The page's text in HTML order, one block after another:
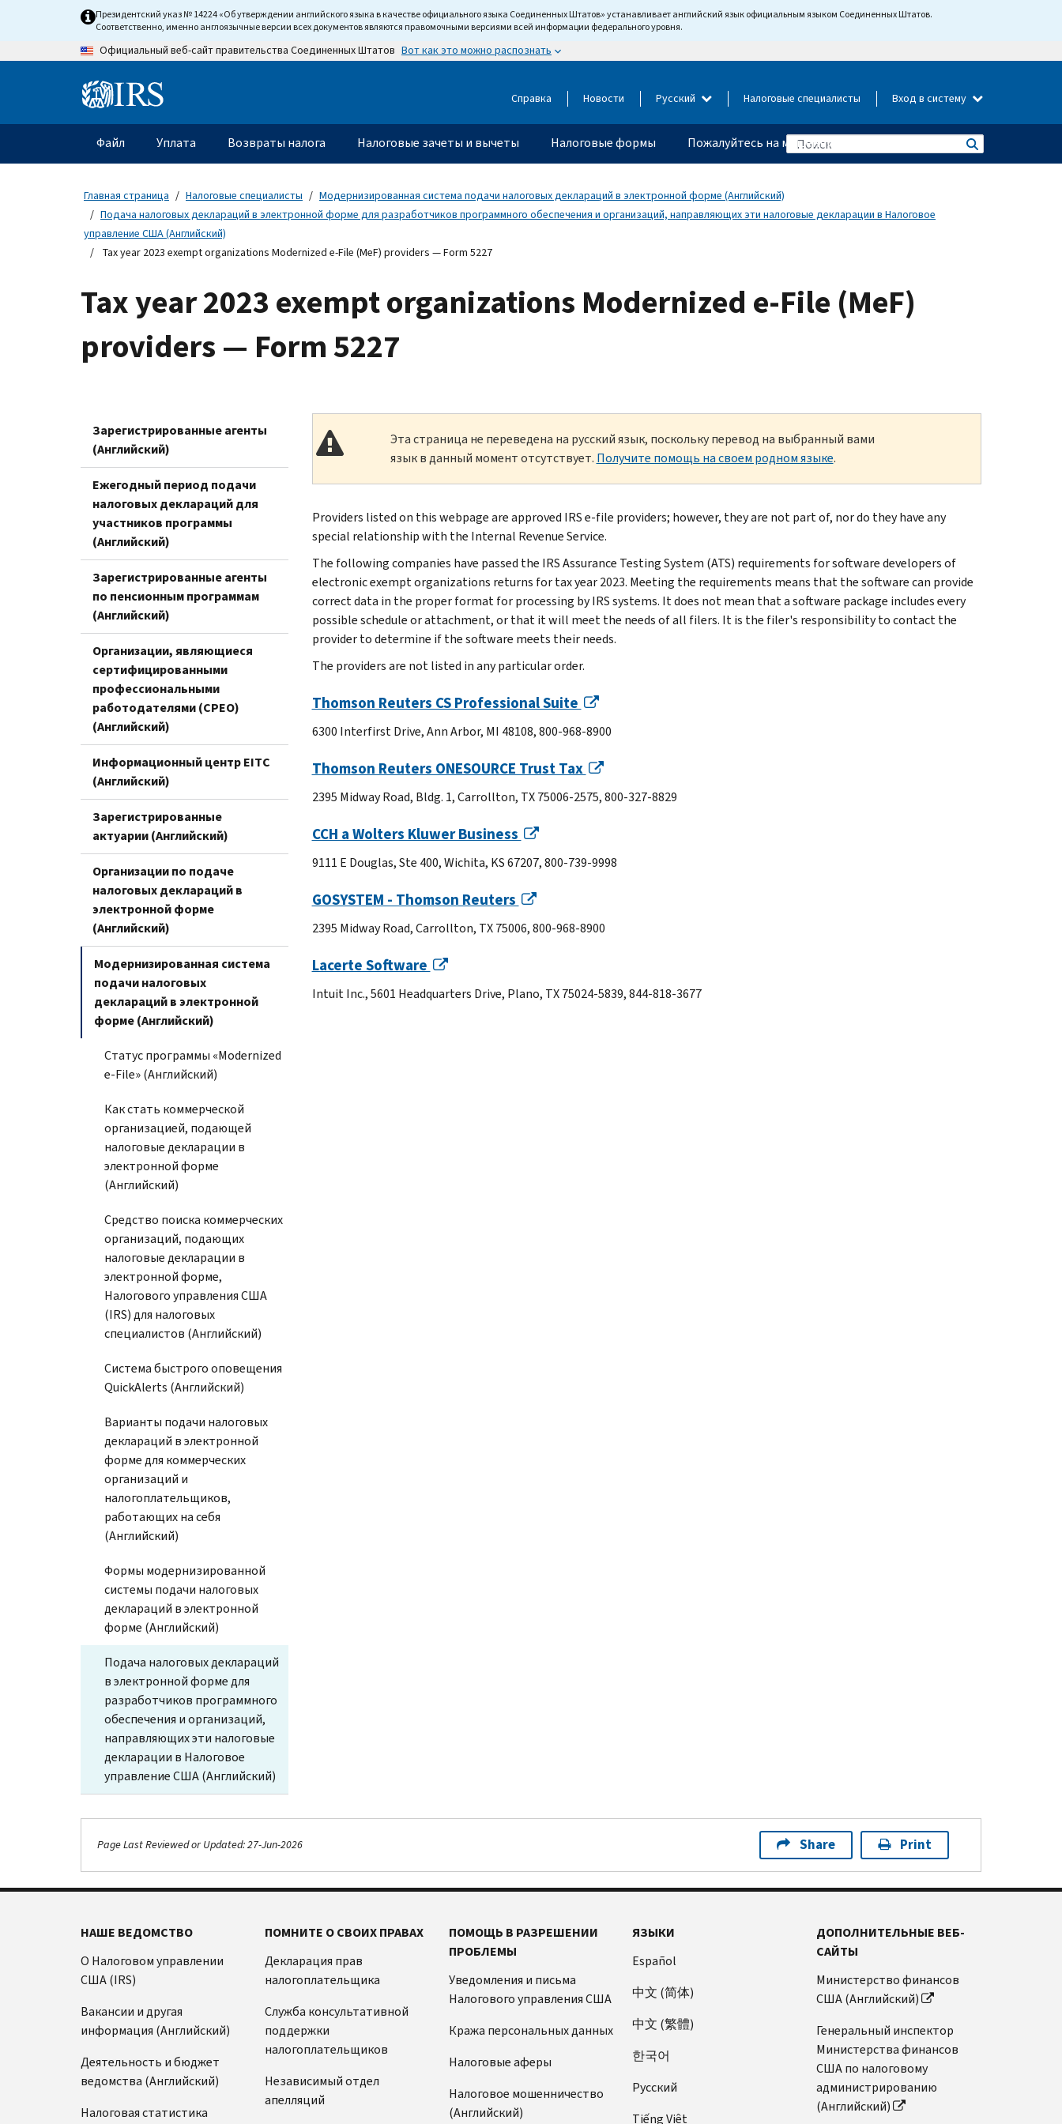
content
Президентский указ № 14224 «Об утверждении английского языка в качестве официального языка Соединенных Штатов» устанавливает английский язык официальным языком Соединенных Штатов.
Соответственно, именно англоязычные версии всех документов являются правомочными версиями всей информации федерального уровня.
Официальный веб-сайт правительства Соединенных Штатов Вот как это можно распознать
Information Справка Новости Русский Налоговые специалисты Вход в систему
Главное
меню
Файл Уплата Возвраты налога Налоговые зачеты и вычеты Налоговые формы Пожалуйтесь на мошенничество
Главная страница Налоговые специалисты
Модернизированная система подачи налоговых деклараций в электронной форме (Английский)
Подача налоговых деклараций в электронной форме для разработчиков программного обеспечения и организаций, направляющих эти налоговые декларации в Налоговое
управление США (Английский)
Tax year 2023 exempt organizations Modernized e-File (MeF) providers — Form 5227
Tax year 2023 exempt organizations Modernized e-File (MeF)
providers — Form 5227
Зарегистрированные агенты
(Английский)
Ежегодный период подачи
налоговых деклараций для
участников программы
(Английский)
Зарегистрированные агенты
по пенсионным программам
(Английский)
Организации, являющиеся
сертифицированными
профессиональными
работодателями (CPEO)
(Английский)
Информационный центр EITC
(Английский)
Зарегистрированные
актуарии (Английский)
Организации по подаче
налоговых деклараций в
электронной форме
(Английский)
Модернизированная система
подачи налоговых
деклараций в электронной
форме (Английский)
Статус программы «Modernized
e-File» (Английский)
Как стать коммерческой
организацией, подающей
налоговые декларации в
электронной форме
(Английский)
Средство поиска коммерческих
организаций, подающих
налоговые декларации в
электронной форме,
Налогового управления США
(IRS) для налоговых
специалистов (Английский)
Система быстрого оповещения
QuickAlerts (Английский)
Варианты подачи налоговых
деклараций в электронной
форме для коммерческих
организаций и
налогоплательщиков,
работающих на себя
(Английский)
Формы модернизированной
системы подачи налоговых
деклараций в электронной
форме (Английский)
Подача налоговых деклараций
в электронной форме для
разработчиков программного
обеспечения и организаций,
направляющих эти налоговые
декларации в Налоговое
управление США (Английский)
Эта страница не переведена на русский язык, поскольку перевод на выбранный вами
язык в данный момент отсутствует. Получите помощь на своем родном языке.
Providers listed on this webpage are approved IRS e-file providers; however, they are not part of, nor do they have any
special relationship with the Internal Revenue Service.
The following companies have passed the IRS Assurance Testing System (ATS) requirements for software developers of
electronic exempt organizations returns for tax year 2023. Meeting the requirements means that the software can provide
correct data in the proper format for processing by IRS systems. It does not mean that a software package includes every
possible schedule or attachment, or that it will meet the needs of all filers. It is the filer's responsibility to contact the
provider to determine if the software meets their needs.
The providers are not listed in any particular order.
Thomson Reuters CS Professional Suite
6300 Interfirst Drive, Ann Arbor, MI 48108, 800-968-8900
Thomson Reuters ONESOURCE Trust Tax
2395 Midway Road, Bldg. 1, Carrollton, TX 75006-2575, 800-327-8829
CCH a Wolters Kluwer Business
9111 E Douglas, Ste 400, Wichita, KS 67207, 800-739-9998
GOSYSTEM - Thomson Reuters
2395 Midway Road, Carrollton, TX 75006, 800-968-8900
Lacerte Software
Intuit Inc., 5601 Headquarters Drive, Plano, TX 75024-5839, 844-818-3677
Page Last Reviewed or Updated: 27-Jun-2026 Share Print
НАШЕ ВЕДОМСТВО
О Налоговом управлении
США (IRS)
Вакансии и другая
информация (Английский)
Деятельность и бюджет
ведомства (Английский)
Налоговая статистика
ПОМНИТЕ О СВОИХ ПРАВАХ
Декларация прав
налогоплательщика
Служба консультативной
поддержки
налогоплательщиков
Независимый отдел
апелляций
ПОМОЩЬ В РАЗРЕШЕНИИ
ПРОБЛЕМЫ
Уведомления и письма
Налогового управления США
Кража персональных данных
Налоговые аферы
Налоговое мошенничество
(Английский)
ЯЗЫКИ
Español
中文 (简体)
中文 (繁體)
한국어
Pусский
Tiếng Việt
ДОПОЛНИТЕЛЬНЫЕ ВЕБ-
САЙТЫ
Министерство финансов
США (Английский)
Генеральный инспектор
Министерства финансов
США по налоговому
администрированию
(Английский)